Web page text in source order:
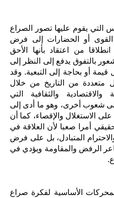
التي يقوم عليها تصور الصراع
أو الحضارات إلى فرض
من اعتقاد بأنها الأحق
بالتفوق يدفع إلى النظر إلى
قيمة أو بحاجة إلى التبعية. وقد
من التاريخ من خلال
والثقافية التي
شعوب أخرى، وهو ما أدى إلى
الاستغلال والإقصاء، كما أن
أمرا صعبا لأن العلاقة في
المتبادل، بل على فرض
الرفض والمقاومة ويؤدي في
الأساسية لفكرة صراع